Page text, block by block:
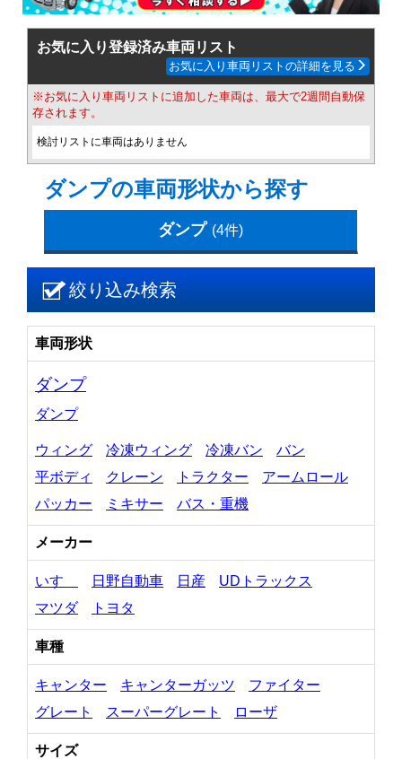
お気に入り登録済み車両リスト
お気に入り車両リストの詳細を見る
※お気に入り車両リストに追加した車両は、最大で2週間自動保
存されます。
検討リストに車両はありません
ダンプの車両形状から探す
ダンプ (4件)
絞り込み検索
車両形状
ダンプ
ダンプ
ウィング 冷凍ウィング 冷凍バン
バン
平ボディ
クレーン トラクター
アームロール
パッカー
ミキサー バス・重機
メーカー
いすゞ 日野自動車 日産
UDトラックス
マツダ
トヨタ
車種
キャンター キャンターガッツ
ファイター
グレート
スーパーグレート ローザ
サイズ